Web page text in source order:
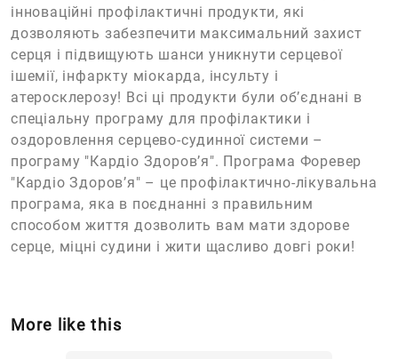
інноваційні профілактичні продукти, які
дозволяють забезпечити максимальний захист
серця і підвищують шанси уникнути серцевої
ішемії, інфаркту міокарда, інсульту і
атеросклерозу! Всі ці продукти були об’єднані в
спеціальну програму для профілактики і
оздоровлення серцево-судинної системи –
програму "Кардіо Здоров’я". Програма Форевер
"Кардіо Здоров’я" – це профілактично-лікувальна
програма, яка в поєднанні з правильним
способом життя дозволить вам мати здорове
серце, міцні судини і жити щасливо довгі роки!
More like this